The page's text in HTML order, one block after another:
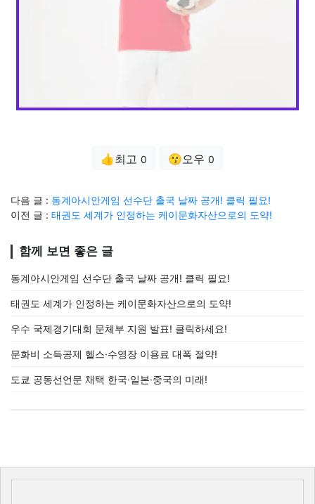
👍최고 0 😗오우 0
다음 글 : 동계아시안게임 선수단 출국 날짜 공개! 클릭 필요!
이전 글 : 태권도 세계가 인정하는 케이문화자산으로의 도약!
함께 보면 좋은 글
동계아시안게임 선수단 출국 날짜 공개! 클릭 필요!
태권도 세계가 인정하는 케이문화자산으로의 도약!
우수 국제경기대회 문체부 지원 발표! 클릭하세요!
문화비 소득공제 헬스·수영장 이용료 대폭 절약!
도쿄 공동선언문 채택 한국·일본·중국의 미래!